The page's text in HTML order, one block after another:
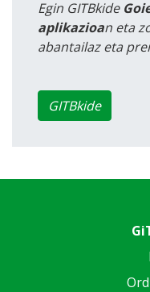
Egin GITBkide
aplikazioan eta
abantailaz eta
GITBkide